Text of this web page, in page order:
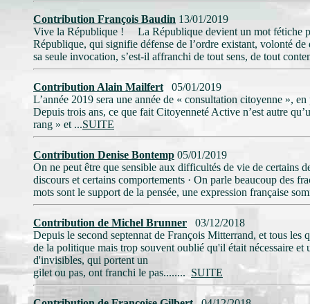
Contribution François Baudin 13/01/2019
Vive la République ! La République devient un mot fétiche
République, qui signifie défense de l’ordre existant, volonté
sa seule invocation, s’est-il affranchi de tout sens, de tout
Contribution Alain Mailfert 05/01/2019
L’année 2019 sera une année de « consultation citoyenne »,
Depuis trois ans, ce que fait Citoyenneté Active n’est autre
rang » et ...SUITE
Contribution Denise Bontemp 05/01/2019
On ne peut être que sensible aux difficultés de vie de certains
discours et certains comportements · On parle beaucoup des
mots sont le support de la pensée, une expression française
Contribution de Michel Brunner 03/12/2018
Depuis le second septennat de François Mitterrand, et tous
de la politique mais trop souvent oublié qu'il était nécessaire
d'invisibles, qui portent un
gilet ou pas, ont franchi le pas........ SUITE